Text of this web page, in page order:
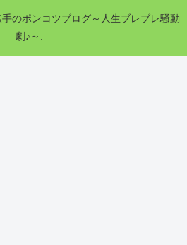
のポンコツブログ～人生ブレブレ騒動
劇♪～.